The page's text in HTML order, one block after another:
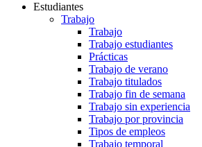
Estudiantes
Trabajo
Trabajo
Trabajo estudiantes
Prácticas
Trabajo de verano
Trabajo titulados
Trabajo fin de semana
Trabajo sin experiencia
Trabajo por provincia
Tipos de empleos
Trabajo temporal